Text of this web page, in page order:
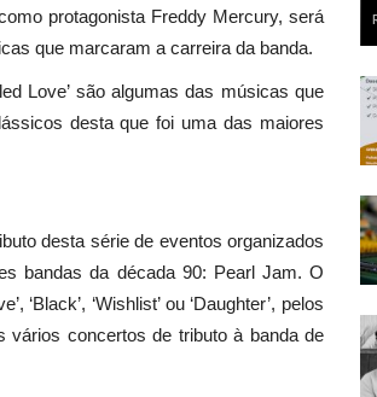
protagonista Freddy Mercury, será
que marcaram a carreira da banda.
Love’ são algumas das músicas que
desta que foi uma das maiores
desta série de eventos organizados
bandas da década 90: Pearl Jam. O
‘Wishlist’ ou ‘Daughter’, pelos
vários concertos de tributo à banda de